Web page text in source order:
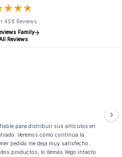
★★★
★★★
458 Reviews
Family
Reviews
para distribuir sus artículos en
Veremos cómo continúa la
pedido me deja muy satisfecho.
productos, lo demás llego intacto.